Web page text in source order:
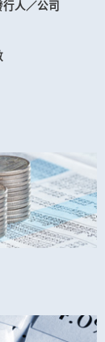
人／公司